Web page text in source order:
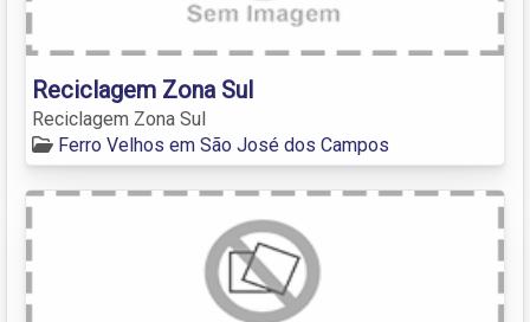
Reciclagem Zona Sul
Reciclagem Zona Sul
Ferro Velhos em São José dos Campos